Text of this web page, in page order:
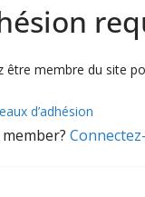
être membre du site
d’adhésion